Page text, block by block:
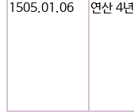
1505.01.06 연산 4년